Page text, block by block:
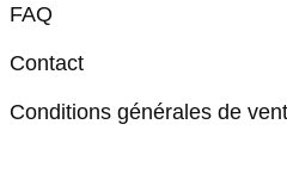
FAQ
Contact
Conditions générales de